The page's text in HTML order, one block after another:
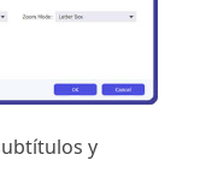
y